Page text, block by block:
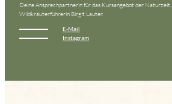
Deine Ansprechpartnerin für das Kursangebot der Naturzeit
Wildkräuterführerin Birgit Lauter.
E-Mail
Instagram